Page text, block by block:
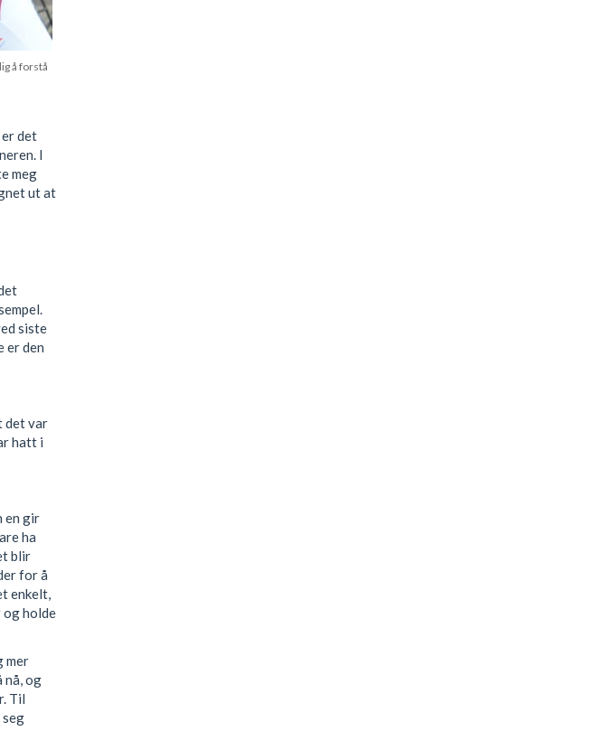
å forstå
det
I
meg
ut at
siste
er den
det var
hatt i
en gir
ha
blir
for å
enkelt,
og holde
mer
nå, og
Til